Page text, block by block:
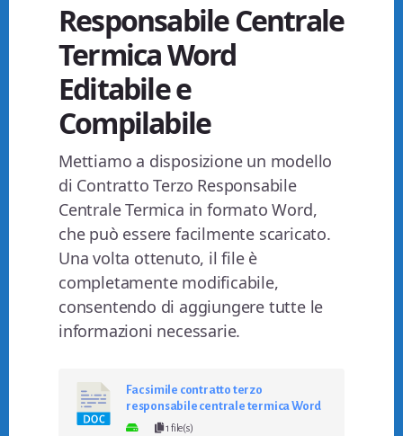
Responsabile Centrale
Termica Word
Editabile e
Compilabile
Mettiamo a disposizione un modello
di Contratto Terzo Responsabile
Centrale Termica in formato Word,
che può essere facilmente scaricato.
Una volta ottenuto, il file è
completamente modificabile,
consentendo di aggiungere tutte le
informazioni necessarie.
Fac simile contratto terzo
responsabile centrale termica Word
1 file(s)